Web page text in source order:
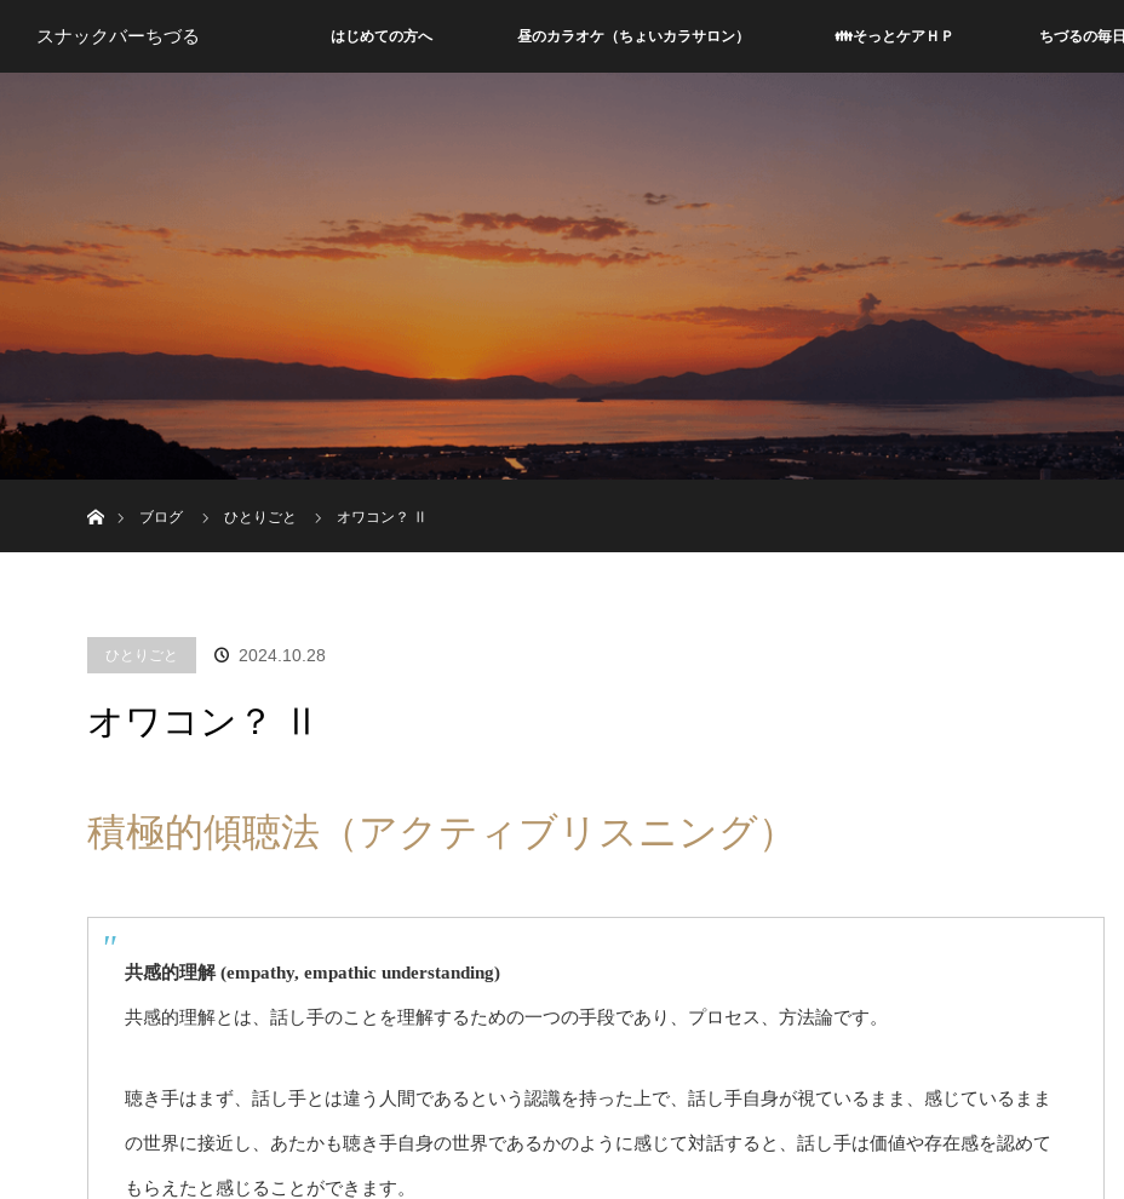
スナックバーちづる はじめての方へ 昼のカラオケ（ちょいカラサロン） 👪そっとケアＨＰ ちづるの毎日
ブログ
ひとりごと オワコン？ Ⅱ
ひとりごと 2024.10.28
オワコン？ Ⅱ
積極的傾聴法（アクティブリスニング）
共感的理解 (empathy, empathic understanding)
共感的理解とは、話し手のことを理解するための一つの手段であり、プロセス、方法論です。
聴き手はまず、話し手とは違う人間であるという認識を持った上で、話し手自身が視ているまま、感じているまま
の世界に接近し、あたかも聴き手自身の世界であるかのように感じて対話すると、話し手は価値や存在感を認めて
もらえたと感じることができます。